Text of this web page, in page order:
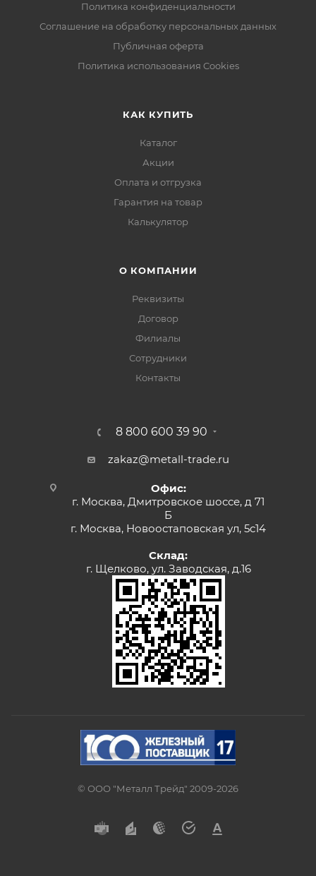
Политика конфиденциальности
Соглашение на обработку персональных данных
Публичная оферта
Политика использования Cookies
КАК КУПИТЬ
Каталог
Акции
Оплата и отгрузка
Гарантия на товар
Калькулятор
О КОМПАНИИ
Реквизиты
Договор
Филиалы
Сотрудники
Контакты
8 800 600 39 90
zakaz@metall-trade.ru
Офис:
г. Москва, Дмитровское шоссе, д 71
Б
г. Москва, Новоостаповская ул, 5с14
Склад:
г. Щелково, ул. Заводская, д.16
© ООО "Металл Трейд" 2009-2026